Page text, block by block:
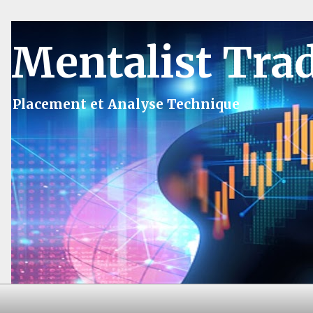
Mentalist
Placement et Analyse Technique